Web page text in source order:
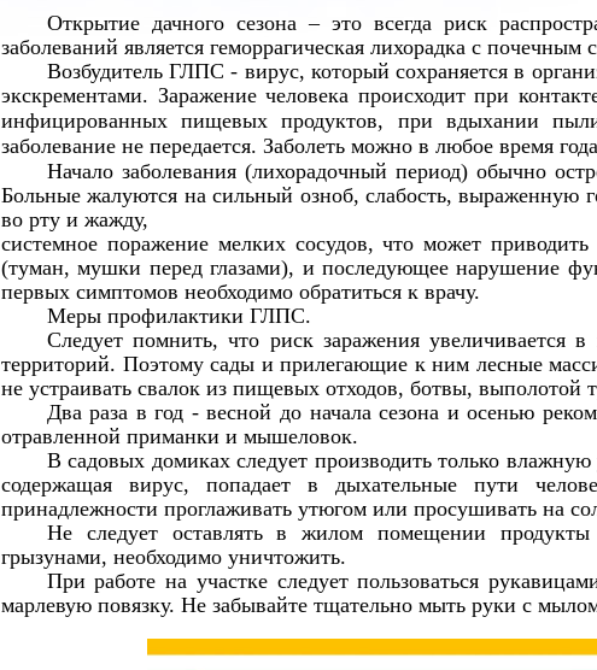
Открытие дачного сезона – это всегда риск
заболеваний является геморрагическая лихорадка с
Возбудитель ГЛПС - вирус, который сохраняется в
экскрементами. Заражение человека происходит при
инфицированных пищевых продуктов, при вдыхании
заболевание не передается. Заболеть можно в любое время
Начало заболевания (лихорадочный период) обычно
Больные жалуются на сильный озноб, слабость, выраженную
во рту и жажду,
системное поражение мелких сосудов, что может
(туман, мушки перед глазами), и последующее нарушение
первых симптомов необходимо обратиться к врачу.
Меры профилактики ГЛПС.
Следует помнить, что риск заражения увеличивается
территорий. Поэтому сады и прилегающие к ним лесные
не устраивать свалок из пищевых отходов, ботвы, выполотой
Два раза в год - весной до начала сезона и осенью
отравленной приманки и мышеловок.
В садовых домиках следует производить только
содержащая вирус, попадает в дыхательные пути
принадлежности проглаживать утюгом или просушивать на
Не следует оставлять в жилом помещении
грызунами, необходимо уничтожить.
При работе на участке следует пользоваться
марлевую повязку. Не забывайте тщательно мыть руки с